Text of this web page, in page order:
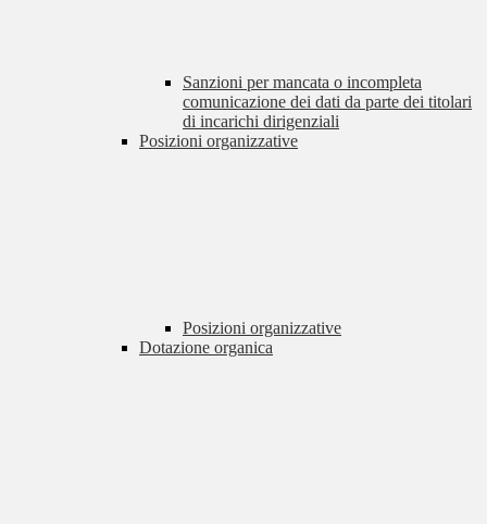
Sanzioni per mancata o incompleta
comunicazione dei dati da parte dei titolari
di incarichi dirigenziali
Posizioni organizzative
Posizioni organizzative
Dotazione organica